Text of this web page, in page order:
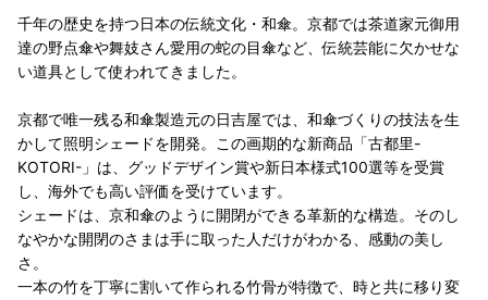
千年の歴史を持つ日本の伝統文化・和傘。京都では茶道家元御用
達の野点傘や舞妓さん愛用の蛇の目傘など、伝統芸能に欠かせな
い道具として使われてきました。
京都で唯一残る和傘製造元の日吉屋では、和傘づくりの技法を生
かして照明シェードを開発。この画期的な新商品「古都里-
KOTORI-」は、グッドデザイン賞や新日本様式100選等を受賞
し、海外でも高い評価を受けています。
シェードは、京和傘のように開閉ができる革新的な構造。そのし
なやかな開閉のさまは手に取った人だけがわかる、感動の美し
さ。
一本の竹を丁寧に割いて作られる竹骨が特徴で、時と共に移り変